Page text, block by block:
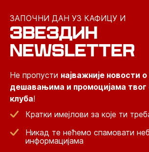
ЗАПОЧНИ ДАН УЗ КАФИЦУ И
ЗВЕЗДИН
NEWSLETTER
Не пропусти најважније новости
дешавањима и промоцијама
клуба!
Кратки имејлови за које ти
Никад те нећемо спамовати
информацијама